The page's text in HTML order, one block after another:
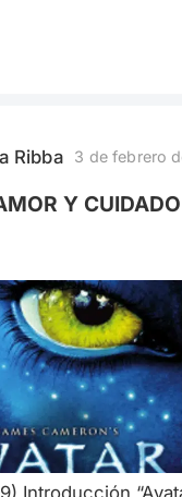
El gigante de
récords globales,
Una película
Ribba 3 de febrero
Y CUIDADO
Introducción